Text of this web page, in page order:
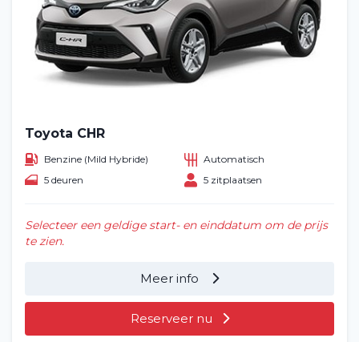
Toyota CHR
Benzine (Mild Hybride)
Automatisch
5 deuren
5 zitplaatsen
Selecteer een geldige start- en einddatum om de prijs
te zien.
Meer info
Reserveer nu